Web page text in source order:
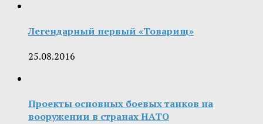
Легендарный первый «Товарищ»
25.08.2016
Проекты основных боевых танков на
вооружении в странах НАТО